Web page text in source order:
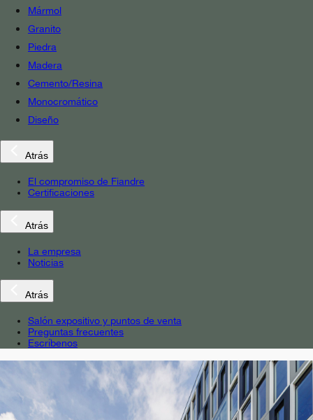
Mármol
Granito
Piedra
Madera
Cemento/Resina
Monocromático
Diseño
Atrás
El compromiso de Fiandre
Certificaciones
Atrás
La empresa
Noticias
Atrás
Salón expositivo y puntos de venta
Preguntas frecuentes
Escríbenos